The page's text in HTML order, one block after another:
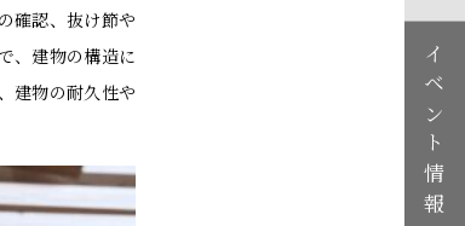
確認、抜け節や
、建物の構造に
建物の耐久性や
イベント情報